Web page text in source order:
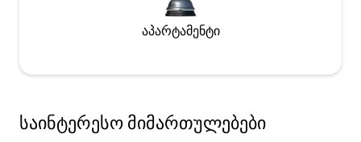
აპარტამენტი
საინტერესო მიმართულებები